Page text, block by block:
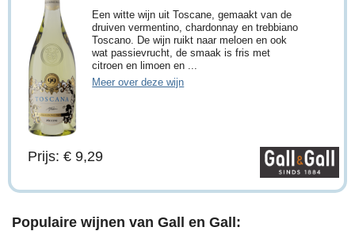
Een witte wijn uit Toscane, gemaakt van de
druiven vermentino, chardonnay en trebbiano
Toscano. De wijn ruikt naar meloen en ook
wat passievrucht, de smaak is fris met
citroen en limoen en ...
Meer over deze wijn
Prijs: € 9,29
Populaire wijnen van Gall en Gall: